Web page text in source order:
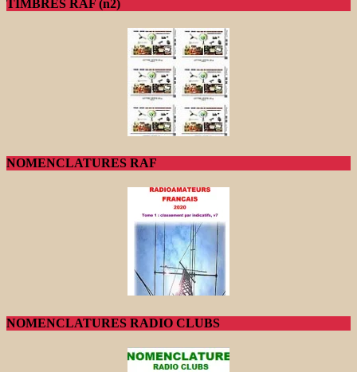
TIMBRES RAF (n2)
NOMENCLATURES RAF
NOMENCLATURES RADIO CLUBS